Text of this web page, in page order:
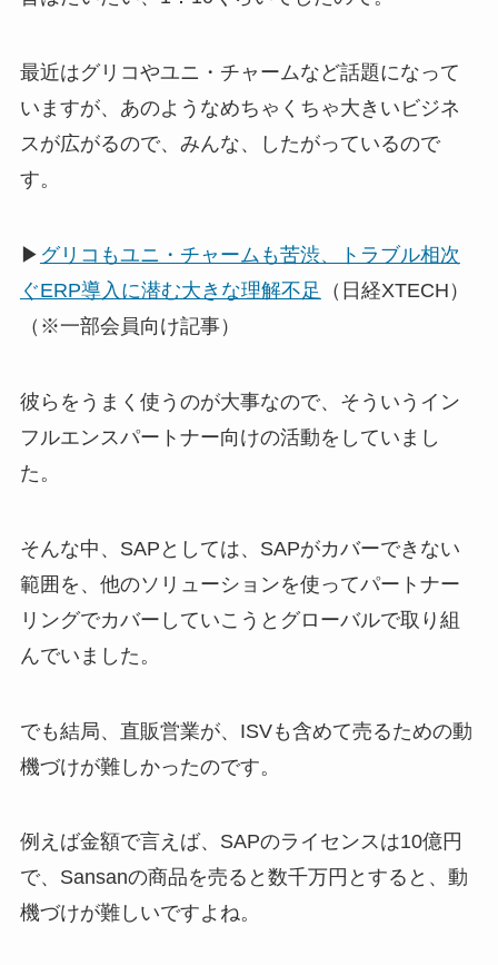
最近はグリコやユニ・チャームなど話題になって
いますが、あのようなめちゃくちゃ大きいビジネ
スが広がるので、みんな、したがっているので
す。
▶ グリコもユニ・チャームも苦渋、トラブル相次
ぐERP導入に潜む大きな理解不足
（日経XTECH）
（※一部会員向け記事）
彼らをうまく使うのが大事なので、そういうイン
フルエンスパートナー向けの活動をしていまし
た。
そんな中、SAPとしては、SAPがカバーできない
範囲を、他のソリューションを使ってパートナー
リングでカバーしていこうとグローバルで取り組
んでいました。
でも結局、直販営業が、ISVも含めて売るための動
機づけが難しかったのです。
例えば金額で言えば、SAPのライセンスは10億円
で、Sansanの商品を売ると数千万円とすると、動
機づけが難しいですよね。